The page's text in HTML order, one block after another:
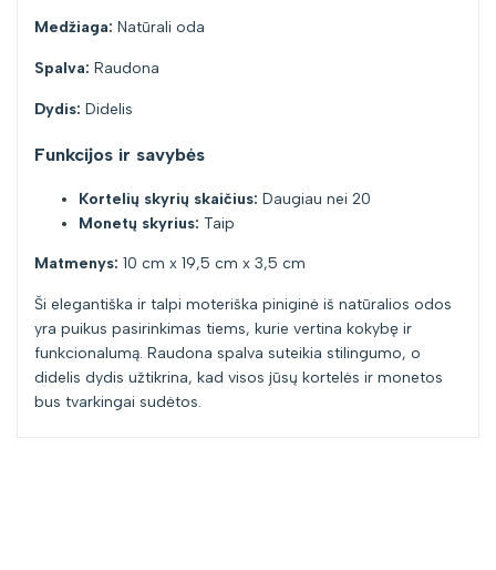
Medžiaga: Natūrali oda
Spalva: Raudona
Dydis: Didelis
Funkcijos ir savybės
Kortelių skyrių skaičius: Daugiau nei 20
Monetų skyrius: Taip
Matmenys: 10 cm x 19,5 cm x 3,5 cm
Ši elegantiška ir talpi moteriška piniginė iš natūralios odos
yra puikus pasirinkimas tiems, kurie vertina kokybę ir
funkcionalumą. Raudona spalva suteikia stilingumo, o
didelis dydis užtikrina, kad visos jūsų kortelės ir monetos
bus tvarkingai sudėtos.